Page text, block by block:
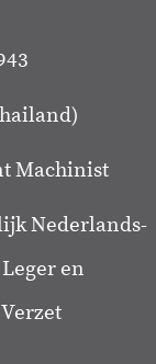
Machinist
Nederlands-
en